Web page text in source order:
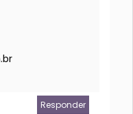
Responder